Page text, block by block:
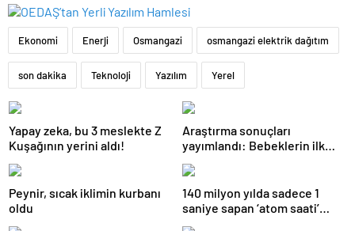
Ekonomi Enerji Osmangazi osmangazi elektrik dağıtım
son dakika Teknoloji Yazılım Yerel
Yapay zeka, bu 3 meslekte Z
Kuşağının yerini aldı!
Araştırma sonuçları
yayımlandı: Bebeklerin ilk
adımında genetik ve çevre
etkisi
Peynir, sıcak iklimin kurbanı
oldu
140 milyon yılda sadece 1
saniye sapan ‘atom saati’
geliştirildi